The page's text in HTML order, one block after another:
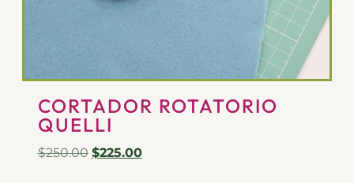
CORTADOR ROTATORIO
QUELLI
$250.00 $225.00